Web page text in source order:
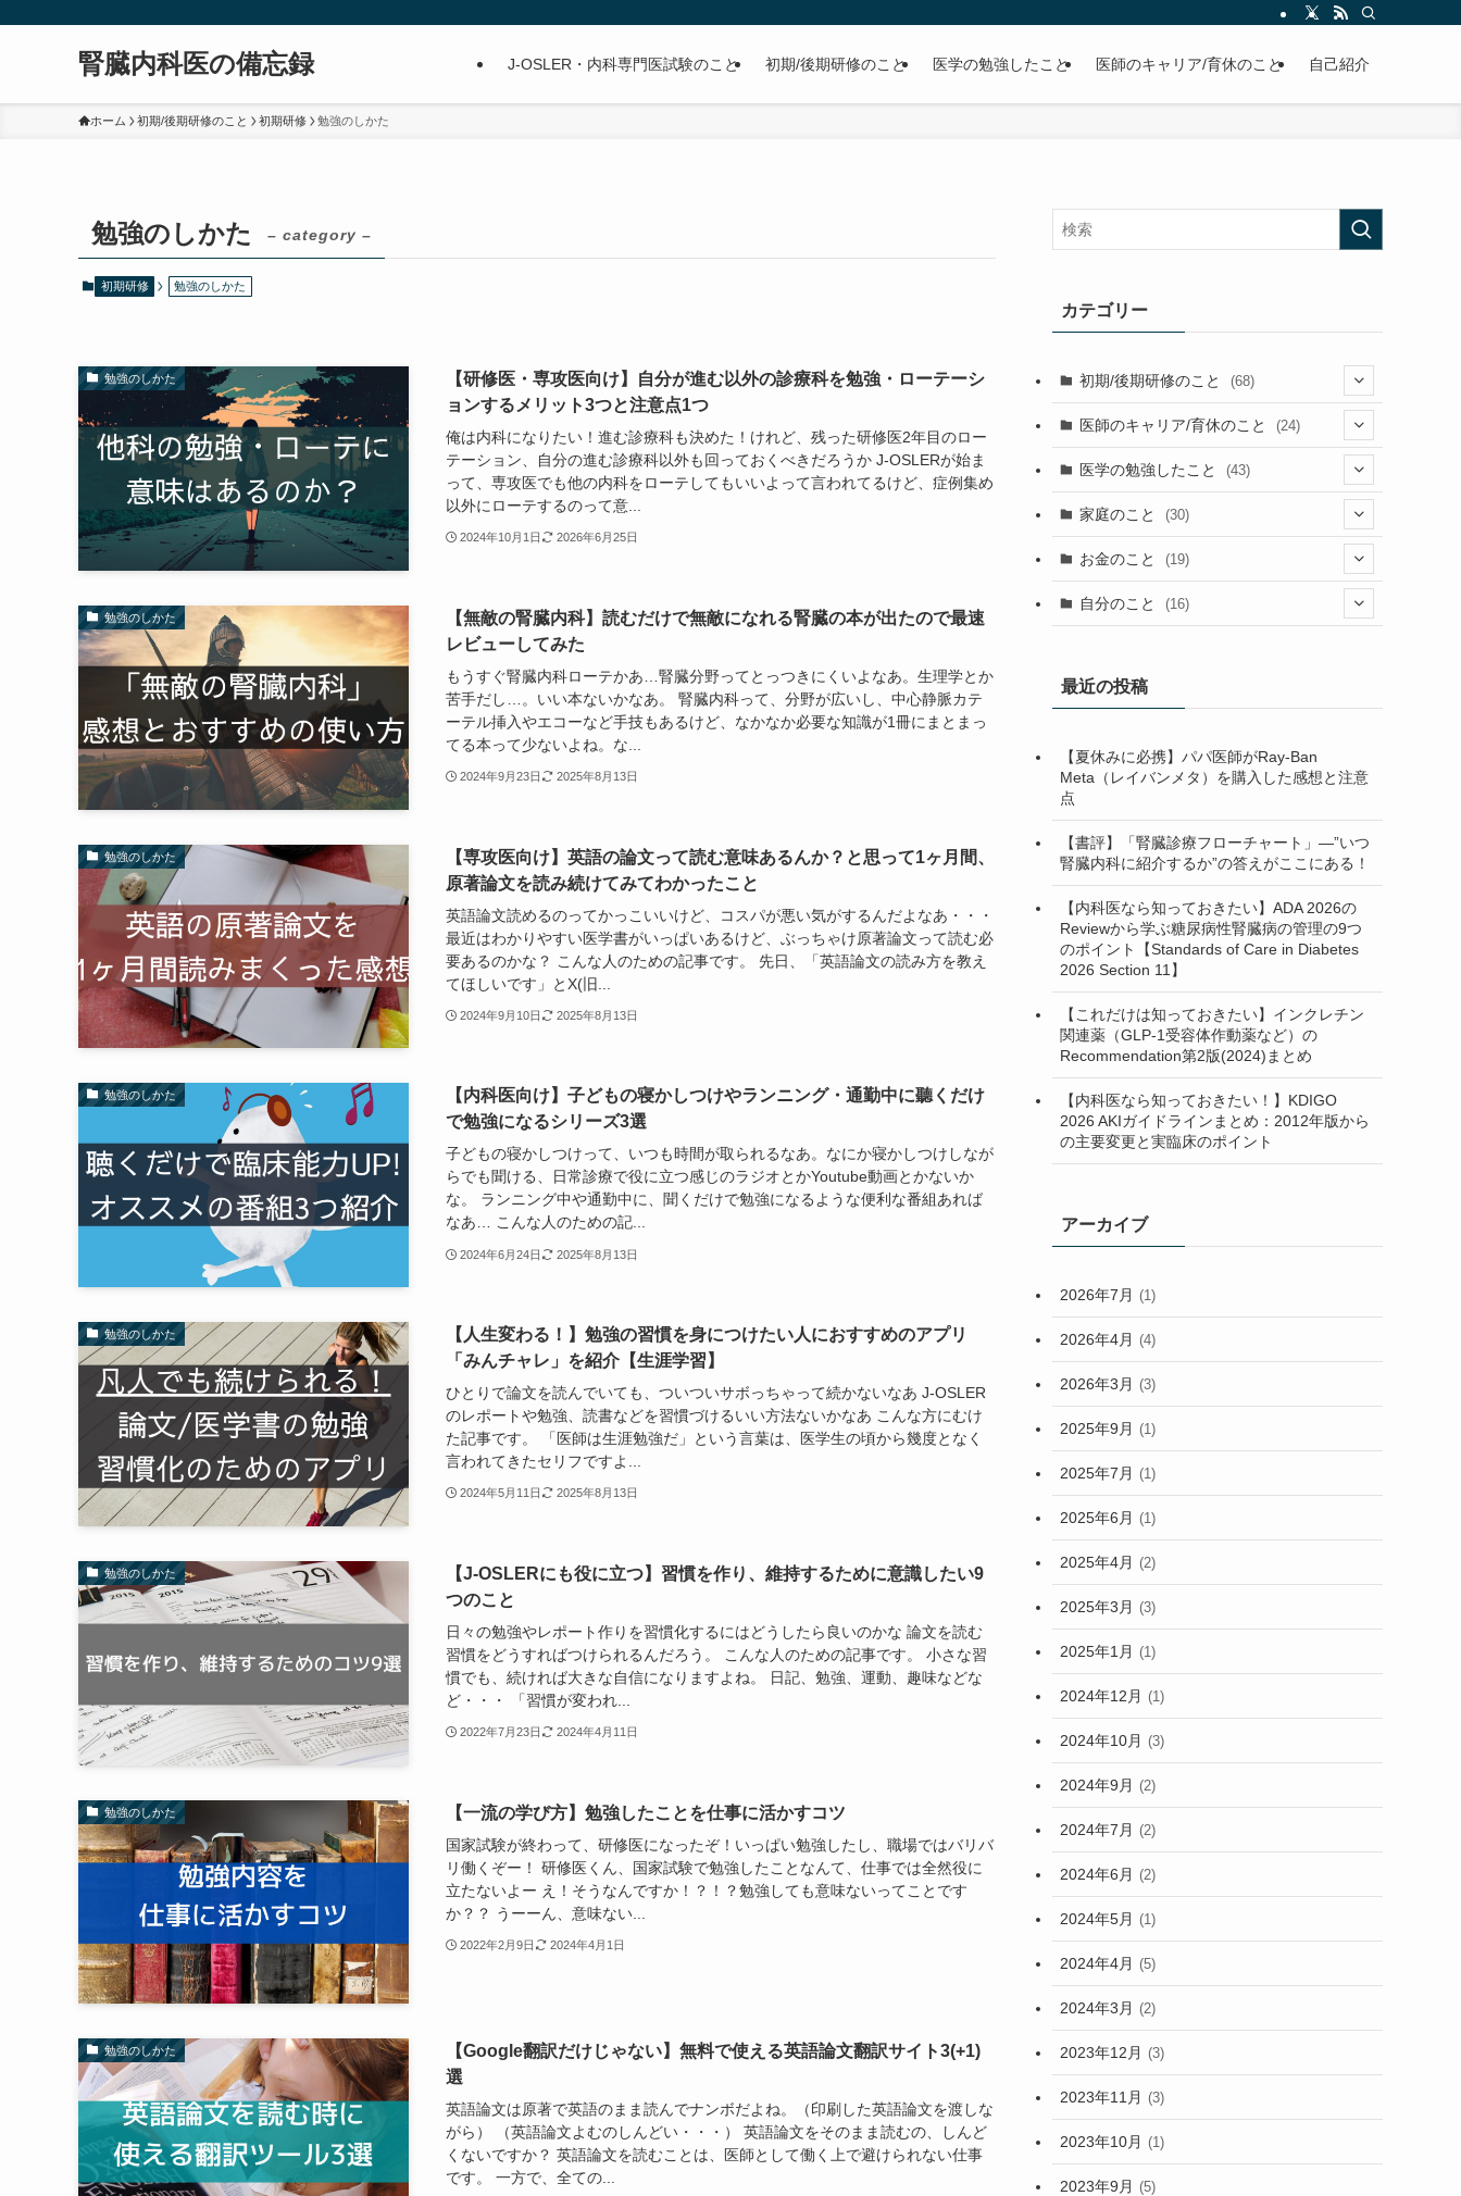
腎臓内科医の備忘録 J-OSLER・内科専門医試験のこと 初期/後期研修のこと 医学の勉強したこと 医師のキャリア/育休のこと 自己紹介
ホーム 初期/後期研修のこと 初期研修 勉強のしかた
勉強のしかた – category –
初期研修 勉強のしかた
勉強のしかた
【研修医・専攻医向け】自分が進む以外の診療科を勉強・ローテーシ
ョンするメリット3つと注意点1つ
俺は内科になりたい！進む診療科も決めた！けれど、残った研修医2年目のロー
テーション、自分の進む診療科以外も回っておくべきだろうか J-OSLERが始ま
って、専攻医でも他の内科をローテしてもいいよって言われてるけど、症例集め
以外にローテするのって意...
2024年10月1日 2026年6月25日
勉強のしかた
【無敵の腎臓内科】読むだけで無敵になれる腎臓の本が出たので最速
レビューしてみた
もうすぐ腎臓内科ローテかあ…腎臓分野ってとっつきにくいよなあ。生理学とか
苦手だし…。いい本ないかなあ。 腎臓内科って、分野が広いし、中心静脈カテ
ーテル挿入やエコーなど手技もあるけど、なかなか必要な知識が1冊にまとまっ
てる本って少ないよね。な...
2024年9月23日 2025年8月13日
勉強のしかた
【専攻医向け】英語の論文って読む意味あるんか？と思って1ヶ月間、
原著論文を読み続けてみてわかったこと
英語論文読めるのってかっこいいけど、コスパが悪い気がするんだよなあ・・・
最近はわかりやすい医学書がいっぱいあるけど、ぶっちゃけ原著論文って読む必
要あるのかな？ こんな人のための記事です。 先日、「英語論文の読み方を教え
てほしいです」とX(旧...
2024年9月10日 2025年8月13日
勉強のしかた
【内科医向け】子どもの寝かしつけやランニング・通勤中に聽くだけ
で勉強になるシリーズ3選
子どもの寝かしつけって、いつも時間が取られるなあ。なにか寝かしつけしなが
らでも聞ける、日常診療で役に立つ感じのラジオとかYoutube動画とかないか
な。 ランニング中や通勤中に、聞くだけで勉強になるような便利な番組あれば
なあ… こんな人のための記...
2024年6月24日 2025年8月13日
勉強のしかた
【人生変わる！】勉強の習慣を身につけたい人におすすめのアプリ
「みんチャレ」を紹介【生涯学習】
ひとりで論文を読んでいても、ついついサボっちゃって続かないなあ J-OSLER
のレポートや勉強、読書などを習慣づけるいい方法ないかなあ こんな方にむけ
た記事です。 「医師は生涯勉強だ」という言葉は、医学生の頃から幾度となく
言われてきたセリフですよ...
2024年5月11日 2025年8月13日
勉強のしかた
【J-OSLERにも役に立つ】習慣を作り、維持するために意識したい9
つのこと
日々の勉強やレポート作りを習慣化するにはどうしたら良いのかな 論文を読む
習慣をどうすればつけられるんだろう。 こんな人のための記事です。 小さな習
慣でも、続ければ大きな自信になりますよね。 日記、勉強、運動、趣味などな
ど・・・ 「習慣が変われ...
2022年7月23日 2024年4月11日
勉強のしかた 【一流の学び方】勉強したことを仕事に活かすコツ
国家試験が終わって、研修医になったぞ！いっぱい勉強したし、職場ではバリバ
リ働くぞー！ 研修医くん、国家試験で勉強したことなんて、仕事では全然役に
立たないよー え！そうなんですか！？！？勉強しても意味ないってことです
か？？ うーーん、意味ない...
2022年2月9日 2024年4月1日
勉強のしかた
【Google翻訳だけじゃない】無料で使える英語論文翻訳サイト3(+1)
選
英語論文は原著で英語のまま読んでナンボだよね。（印刷した英語論文を渡しな
がら） （英語論文よむのしんどい・・・） 英語論文をそのまま読むの、しんど
くないですか？ 英語論文を読むことは、医師として働く上で避けられない仕事
です。 一方で、全ての...
カテゴリー
初期/後期研修のこと (68)
(26)
(2)
(13)
(23) (9)
(4)
医師のキャリア/育休のこと (24)
(1)
(1)
医学の勉強したこと (43)
(2)
(1)
(1)
(10)
(1)
(1)
(1)
(4)
(3)
(1)
(2)
(7)
(7)
(2)
(3)
(1)
家庭のこと (30)
(13)
(12)
(1)
お金のこと (19)
(4)
自分のこと (16)
(5)
(2)
最近の投稿
【夏休みに必携】パパ医師がRay-Ban
Meta（レイバンメタ）を購入した感想と注意
点
【書評】「腎臓診療フローチャート」—”いつ
腎臓内科に紹介するか”の答えがここにある！
【内科医なら知っておきたい】ADA 2026の
Reviewから学ぶ糖尿病性腎臓病の管理の9つ
のポイント【Standards of Care in Diabetes
2026 Section 11】
【これだけは知っておきたい】インクレチン
関連薬（GLP-1受容体作動薬など）の
Recommendation第2版(2024)まとめ
【内科医なら知っておきたい！】KDIGO
2026 AKIガイドラインまとめ：2012年版から
の主要変更と実臨床のポイント
アーカイブ
2026年7月 (1)
2026年4月 (4)
2026年3月 (3)
2025年9月 (1)
2025年7月 (1)
2025年6月 (1)
2025年4月 (2)
2025年3月 (3)
2025年1月 (1)
2024年12月 (1)
2024年10月 (3)
2024年9月 (2)
2024年7月 (2)
2024年6月 (2)
2024年5月 (1)
2024年4月 (5)
2024年3月 (2)
2023年12月 (3)
2023年11月 (3)
2023年10月 (1)
2023年9月 (5)